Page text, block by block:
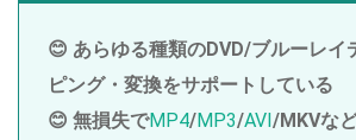
😊 あらゆる種類のDVD/ブルーレイ
ピング・変換をサポートしている
😊 無損失でMP4/MP3/AVI/MKVな